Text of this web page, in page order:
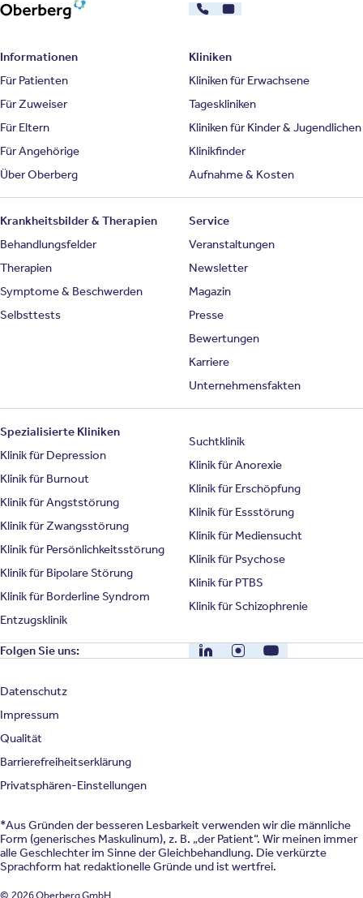
030 - 26478607
Kontakt
Informationen
Für Patienten
Für Zuweiser
Für Eltern
Für Angehörige
Über Oberberg
Kliniken
Kliniken für Erwachsene
Tageskliniken
Kliniken für Kinder & Jugendlichen
Klinikfinder
Aufnahme & Kosten
Krankheitsbilder & Therapien
Behandlungsfelder
Therapien
Symptome & Beschwerden
Selbsttests
Service
Veranstaltungen
Newsletter
Magazin
Presse
Bewertungen
Karriere
Unternehmensfakten
Spezialisierte Kliniken
Klinik für Depression
Klinik für Burnout
Klinik für Angststörung
Klinik für Zwangsstörung
Klinik für Persönlichkeitsstörung
Klinik für Bipolare Störung
Klinik für Borderline Syndrom
Entzugsklinik
Suchtklinik
Klinik für Anorexie
Klinik für Erschöpfung
Klinik für Essstörung
Klinik für Mediensucht
Klinik für Psychose
Klinik für PTBS
Klinik für Schizophrenie
Folgen Sie uns: LinkedIn InstagramYouTube
Datenschutz
Impressum
Qualität
Barrierefreiheitserklärung
Privatsphären-Einstellungen
*Aus Gründen der besseren Lesbarkeit verwenden wir die männliche
Form (generisches Maskulinum), z. B. „der Patient“. Wir meinen immer
alle Geschlechter im Sinne der Gleichbehandlung. Die verkürzte
Sprachform hat redaktionelle Gründe und ist wertfrei.
© 2026 Oberberg GmbH